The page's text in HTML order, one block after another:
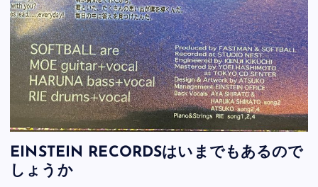
EINSTEIN RECORDSはいまでもあるので
しょうか